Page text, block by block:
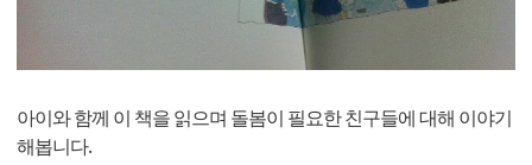
아이와 함께 이 책을 읽으며 돌봄이 필요한 친구들에 대해 이야기
해봅니다.